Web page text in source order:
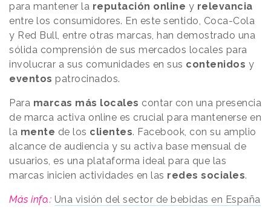
para mantener la reputación online y relevancia
entre los consumidores. En este sentido, Coca-Cola
y Red Bull, entre otras marcas, han demostrado una
sólida comprensión de sus mercados locales para
involucrar a sus comunidades en sus contenidos y
eventos patrocinados.
Para marcas más locales contar con una presencia
de marca activa online es crucial para mantenerse en
la mente de los clientes. Facebook, con su amplio
alcance de audiencia y su activa base mensual de
usuarios, es una plataforma ideal para que las
marcas inicien actividades en las redes sociales.
Más info.: Una visión del sector de bebidas en España